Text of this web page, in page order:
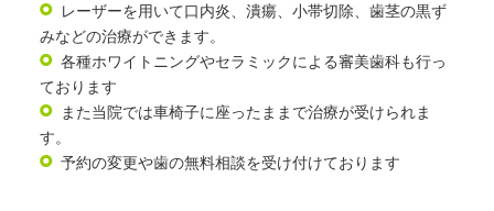
レーザーを用いて口内炎、潰瘍、小帯切除、歯茎の黒ず
みなどの治療ができます。
各種ホワイトニングやセラミックによる審美歯科も行っ
ております
また当院では車椅子に座ったままで治療が受けられま
す。
予約の変更や歯の無料相談を受け付けております